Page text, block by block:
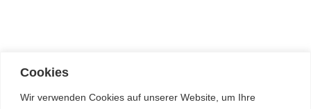
Cookies
Wir verwenden Cookies auf unserer Website, um Ihre